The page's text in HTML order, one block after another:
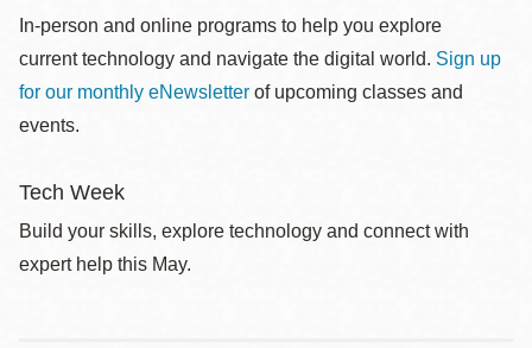
In-person and online programs to help you explore
current technology and navigate the digital world. Sign up
for our monthly eNewsletter of upcoming classes and
events.
Tech Week
Build your skills, explore technology and connect with
expert help this May.